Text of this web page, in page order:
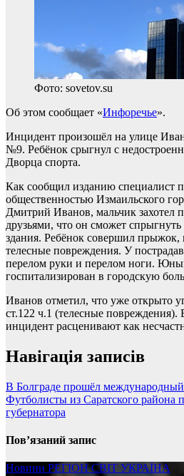
Фото: sovetov.su
Об этом сообщает «Инфоречье».
Инцидент произошёл на улице
№9. Ребёнок срыгнул с
Дворца спорта.
Как сообщил изданию специалист
общественностью Измаильского
Дмитрий Иванов, мальчик захотел
друзьями, что он сможет
здания. Ребёнок совершил прыжок,
телесные повреждения. У
перелом руки и перелом ноги.
госпитализирован в городскую
Иванов отметил, что уже открыто
ст.122 ч.1 (телесные
инцидент расценивают как
Навігація записів
В Болграде прошёл международный
Футболисты из Саратского района
губернатора
Пов’язаний запис
Новини РЕГІОНСВІТ УКРАЇНА